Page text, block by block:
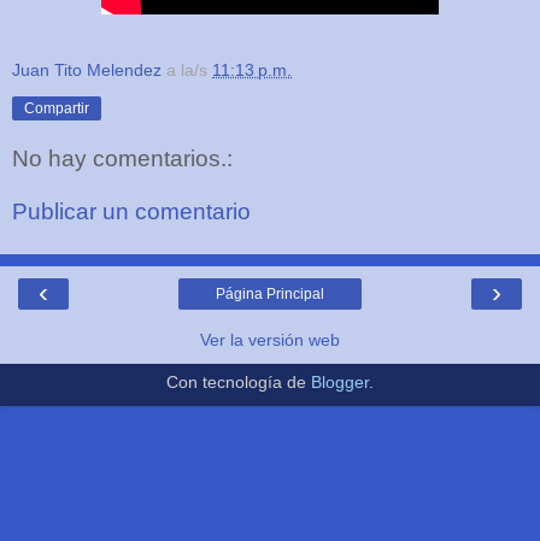
Juan Tito Melendez a la/s 11:13 p.m.
Compartir
No hay comentarios.:
Publicar un comentario
‹ ›
Página Principal
Ver la versión web
Con tecnología de Blogger.